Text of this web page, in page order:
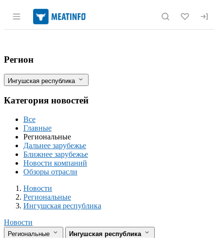
Раздел навигации по сайту
Поголовье крупного рогатого скота в
Фильтры
Регион
Ингушская республика
Категория новостей
Все
Главные
Региональные
Дальнее зарубежье
Ближнее зарубежье
Новости компаний
Обзоры отрасли
Новости
Разделы
Новости
Региональные
Ингушская республика
Новости
Региональные Ингушская республика